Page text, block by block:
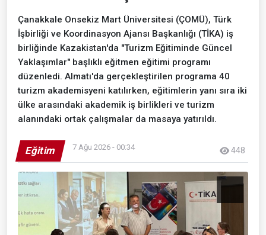
Çanakkale Onsekiz Mart Üniversitesi (ÇOMÜ), Türk
İşbirliği ve Koordinasyon Ajansı Başkanlığı (TİKA) iş
birliğinde Kazakistan'da "Turizm Eğitiminde Güncel
Yaklaşımlar" başlıklı eğitmen eğitimi programı
düzenledi. Almatı'da gerçekleştirilen programa 40
turizm akademisyeni katılırken, eğitimlerin yanı sıra iki
ülke arasındaki akademik iş birlikleri ve turizm
alanındaki ortak çalışmalar da masaya yatırıldı.
Eğitim 7 Ağu 2026 - 00:34 448